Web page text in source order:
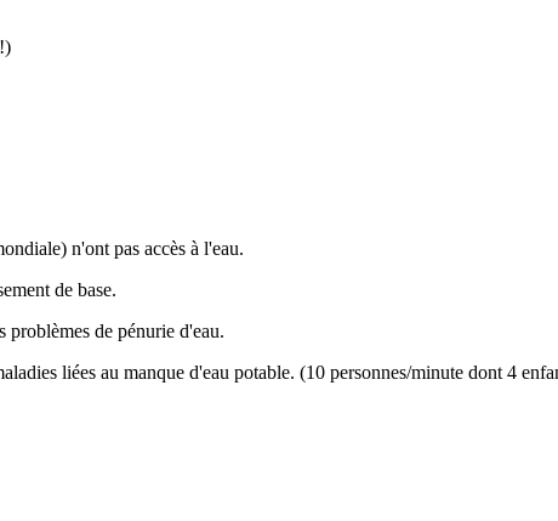
n'ont pas accès à l'eau.
de base.
problèmes de pénurie d'eau.
liées au manque d'eau potable. (10 personnes/minute dont 4